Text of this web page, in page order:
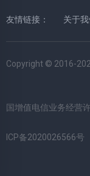
友情链接： 关于
Copyright © 2016-
国增值电信业务经营
ICP备2020026566号